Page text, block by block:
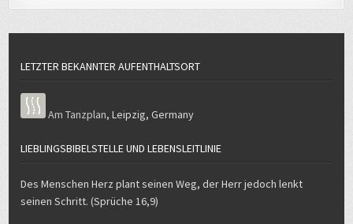
LETZTER BEKANNTER AUFENTHALTSORT
Am Tanzplan,Leipzig,Germany
LIEBLINGSBIBELSTELLE UND LEBENSLEITLINIE
Des Menschen Herz plant seinen Weg, der Herr jedoch lenkt
seinen Schritt. (Sprüche 16,9)